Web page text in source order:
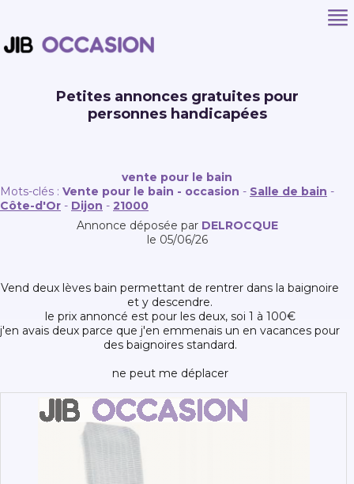
Petites annonces gratuites pour
personnes handicapées
vente pour le bain
Mots-clés : Vente pour le bain - occasion - Salle de bain -
Côte-d'Or - Dijon - 21000
Annonce déposée par DELROCQUE
le 05/06/26
vend deux lèves bain permettant de rentrer dans la baignoire
et y descendre.
le prix annoncé est pour les deux, soi 1 à 100€
j'en avais deux parce que j'en emmenais un en vacances pour
des baignoires standard.
ne peut me déplacer